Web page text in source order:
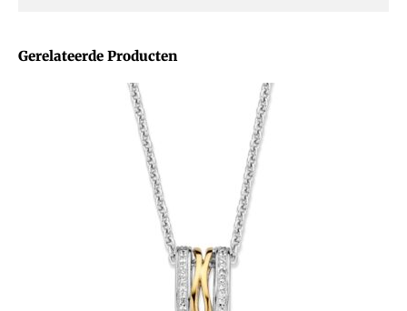
Gerelateerde Producten